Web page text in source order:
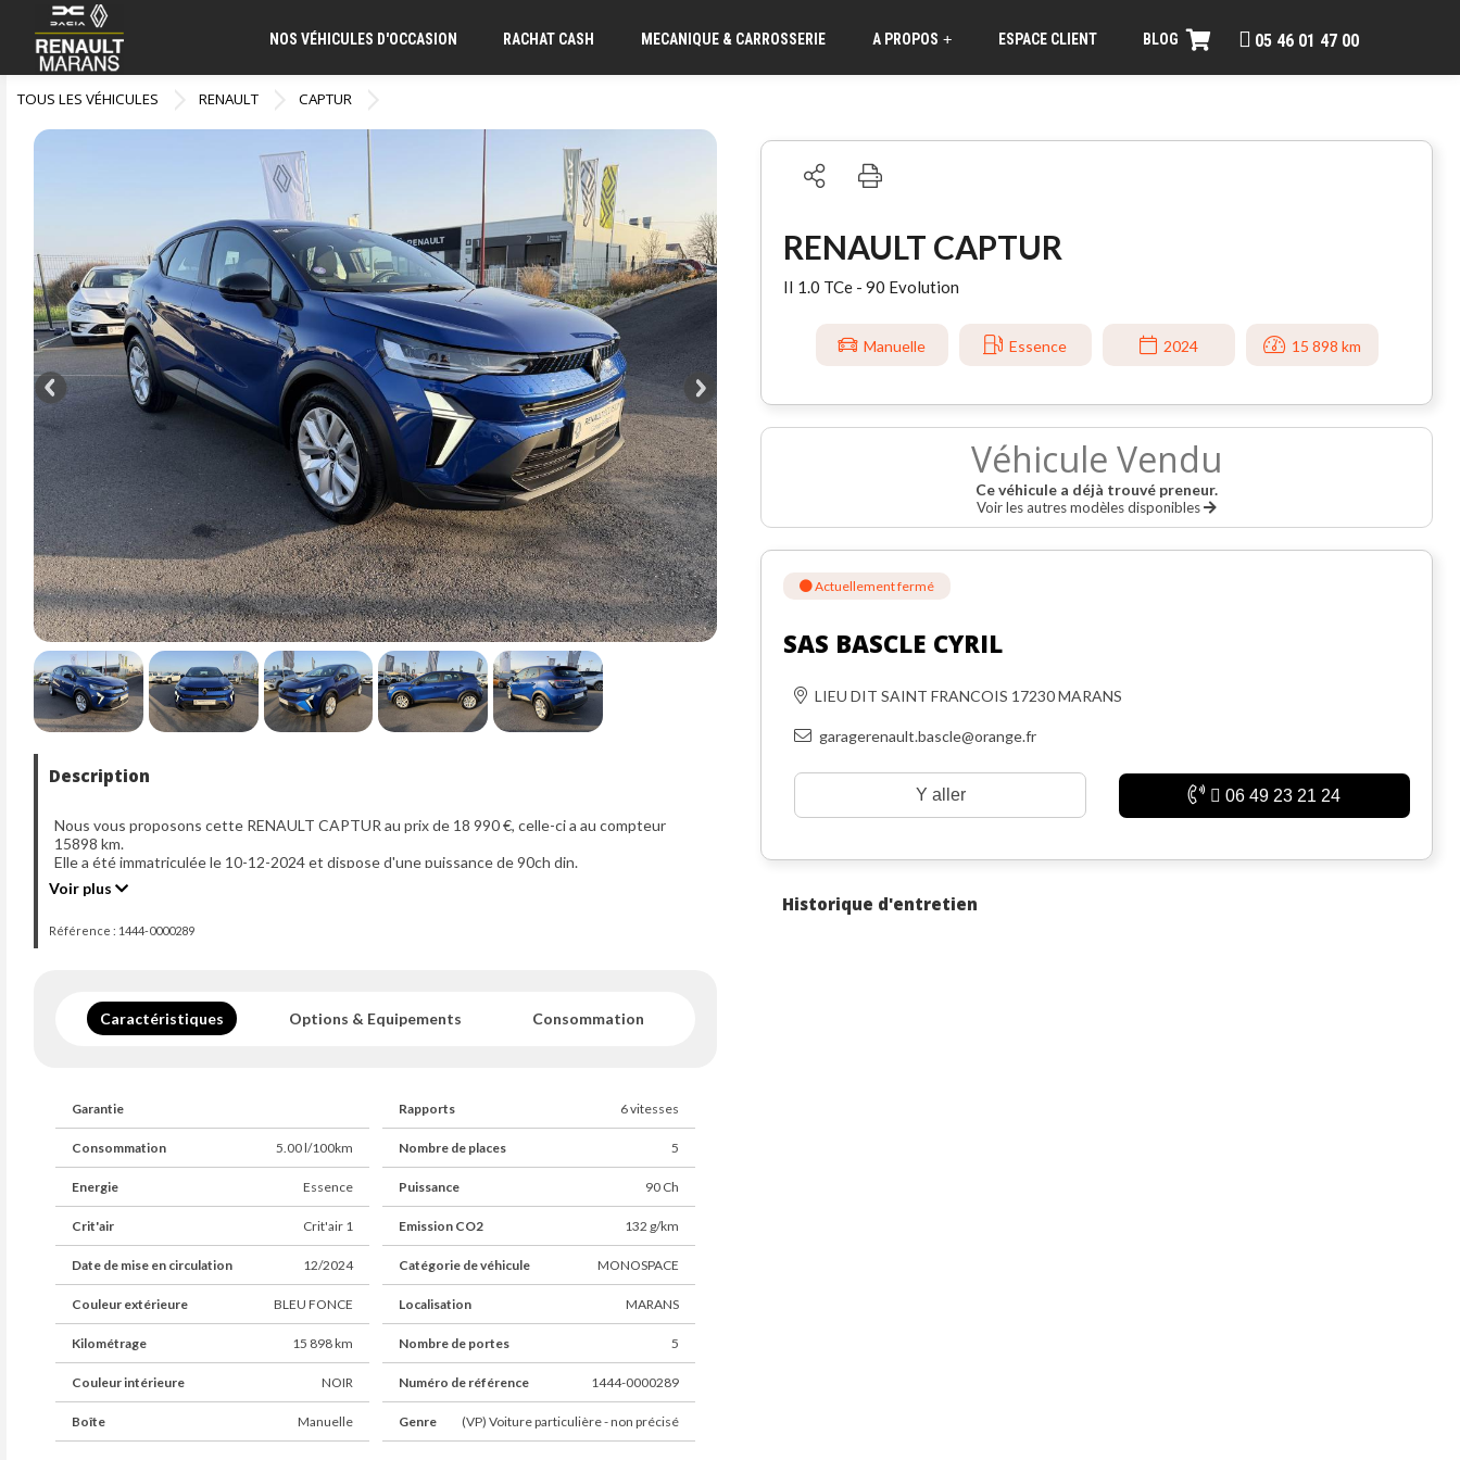
NOS VÉHICULES D'OCCASION RACHAT CASH MECANIQUE & CARROSSERIE +
A PROPOS ESPACE CLIENT BLOG 05 46 01 47 00
TOUS LES VÉHICULES RENAULT CAPTUR
Description
Nous vous proposons cette RENAULT CAPTUR au prix de 18 990 €, celle-ci a au compteur
15898 km.
Elle a été immatriculée le 10-12-2024 et dispose d'une puissance de 90ch din.
Voir plus
Référence : 1444-0000289
Caractéristiques Options & Equipements Consommation
Garantie
Consommation 5.00 l/100km
Energie Essence
Crit'air Crit'air 1
Date de mise en circulation 12/2024
Couleur extérieure BLEU FONCE
Kilométrage 15 898 km
Couleur intérieure NOIR
Boîte Manuelle
Rapports 6 vitesses
Nombre de places 5
Puissance 90 Ch
Emission CO2 132 g/km
Catégorie de véhicule MONOSPACE
Localisation MARANS
Nombre de portes 5
Numéro de référence 1444-0000289
Genre (VP) Voiture particulière - non précisé
RENAULT CAPTUR
II 1.0 TCe - 90 Evolution
Manuelle Essence 2024 15 898 km
Véhicule Vendu
Ce véhicule a déjà trouvé preneur.
Voir les autres modèles disponibles
Actuellement fermé
SAS BASCLE CYRIL
LIEU DIT SAINT FRANCOIS 17230 MARANS
garagerenault.bascle@orange.fr
Y aller 06 49 23 21 24
Historique d'entretien